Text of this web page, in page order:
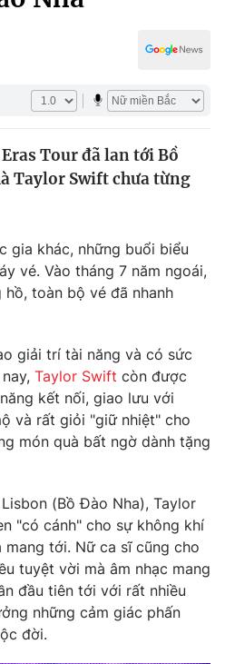
lai
Tour đã lan tới Bồ
Taylor Swift chưa từng
gia khác, những buổi biểu
vé. Vào tháng 7 năm ngoái,
toàn bộ vé đã nhanh
giải trí tài năng và có sức
Taylor Swift còn được
kết nối, giao lưu với
và rất giỏi "giữ nhiệt" cho
món quà bất ngờ dành tặng
(Bồ Đào Nha), Taylor
"có cánh" cho sự không khí
tới. Nữ ca sĩ cũng cho
tuyệt vời mà âm nhạc mang
đầu tiên tới với rất nhiều
những cảm giác phấn
đời.